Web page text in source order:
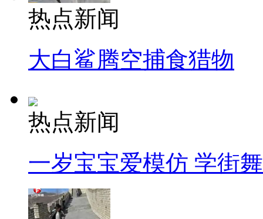
热点新闻
大白鲨腾空捕食猎物
热点新闻
一岁宝宝爱模仿 学街